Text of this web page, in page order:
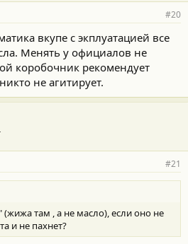
#20
вкупе с экплуатацией все
Менять у официалов не
коробочник рекомендует
не агитирует.
#21
там , а не масло), если оно не
и не пахнет?